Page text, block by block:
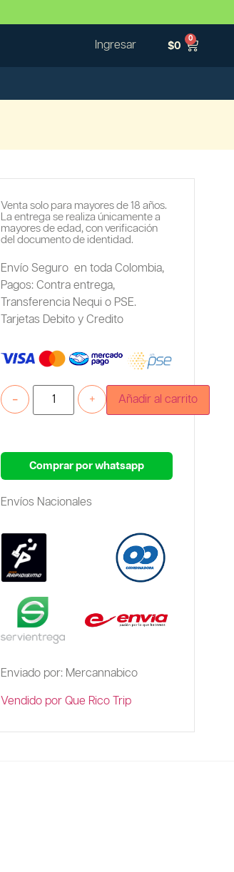
Ingresar $0
0
Venta solo para mayores de 18 años.
La entrega se realiza únicamente a
mayores de edad, con verificación
del documento de identidad.
Envío Seguro en toda Colombia,
Pagos: Contra entrega,
Transferencia Nequi o PSE.
Tarjetas Debito y Credito
+
- Añadir al carrito
Comprar por whatsapp
Envíos Nacionales
Enviado por: Mercannabico
Vendido por Que Rico Trip